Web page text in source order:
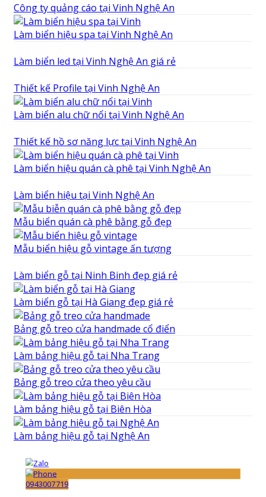
Công ty quảng cáo tại Vinh Nghệ An
Làm biển hiệu spa tại Vinh Nghệ An
Làm biển led tại Vinh Nghệ An giá rẻ
Thiết kế Profile tại Vinh Nghệ An
Làm biển alu chữ nổi tại Vinh Nghệ An
Thiết kế hồ sơ năng lực tại Vinh Nghệ An
Làm biển hiệu quán cà phê tại Vinh Nghệ An
Làm biển hiệu tại Vinh Nghệ An
Mẫu biển quán cà phê bằng gỗ đẹp
Mẫu biển hiệu gỗ vintage ấn tượng
Làm biển gỗ tại Ninh Binh đẹp giá rẻ
Làm biển gỗ tại Hà Giang đẹp giá rẻ
Bảng gỗ treo cửa handmade cổ điển
Làm bảng hiệu gỗ tại Nha Trang
Bảng gỗ treo cửa theo yêu cầu
Làm bảng hiệu gỗ tại Biên Hòa
Làm bảng hiệu gỗ tại Nghệ An
0943007719